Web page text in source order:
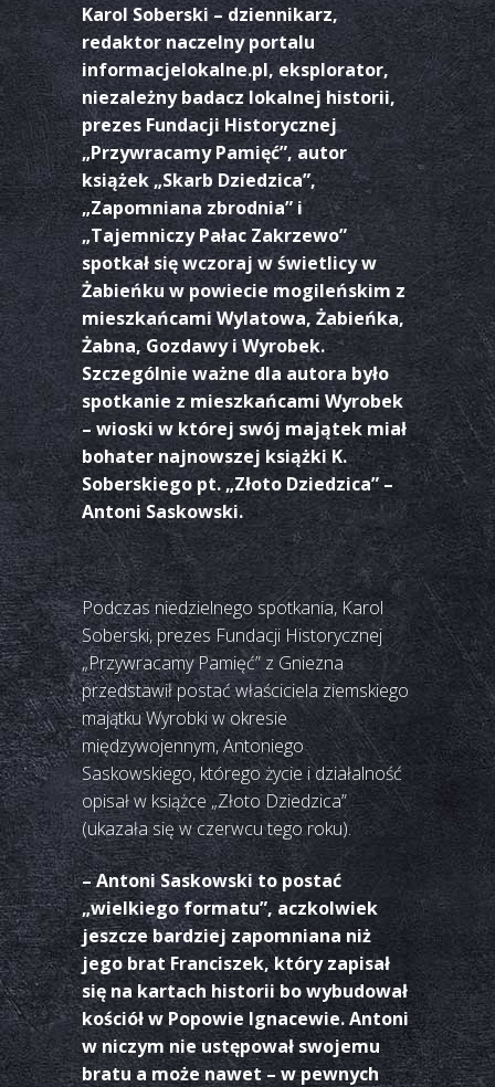
Karol Soberski – dziennikarz,
redaktor naczelny portalu
informacjelokalne.pl, eksplorator,
niezależny badacz lokalnej historii,
prezes Fundacji Historycznej
„Przywracamy Pamięć”, autor
książek „Skarb Dziedzica”,
„Zapomniana zbrodnia” i
„Tajemniczy Pałac Zakrzewo”
spotkał się wczoraj w świetlicy w
Żabieńku w powiecie mogileńskim z
mieszkańcami Wylatowa, Żabieńka,
Żabna, Gozdawy i Wyrobek.
Szczególnie ważne dla autora było
spotkanie z mieszkańcami Wyrobek
– wioski w której swój majątek miał
bohater najnowszej książki K.
Soberskiego pt. „Złoto Dziedzica” –
Antoni Saskowski.
Podczas niedzielnego spotkania, Karol
Soberski, prezes Fundacji Historycznej
„Przywracamy Pamięć” z Gniezna
przedstawił postać właściciela ziemskiego
majątku Wyrobki w okresie
międzywojennym, Antoniego
Saskowskiego, którego życie i działalność
opisał w książce „Złoto Dziedzica”
(ukazała się w czerwcu tego roku).
– Antoni Saskowski to postać
„wielkiego formatu”, aczkolwiek
jeszcze bardziej zapomniana niż
jego brat Franciszek, który zapisał
się na kartach historii bo wybudował
kościół w Popowie Ignacewie. Antoni
w niczym nie ustępował swojemu
bratu a może nawet – w pewnych